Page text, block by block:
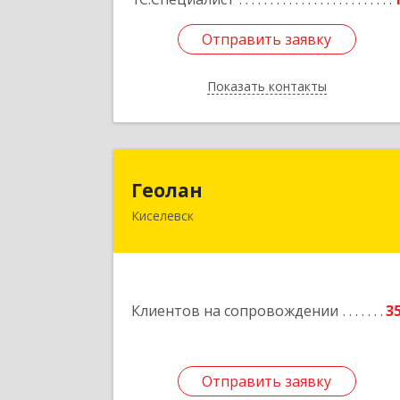
Отправить заявку
Показать контакты
Отправить заявку
Назад
Геолан
Киселевск
Клиентов на сопровождении
Отправить заявку
652700, Кемеровская обл, Киселевск г,
Отправить заявку